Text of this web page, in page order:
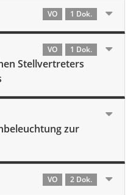
VO 1 Dok.
VO 1 Dok.
Stellvertreters
zur
VO 2 Dok.